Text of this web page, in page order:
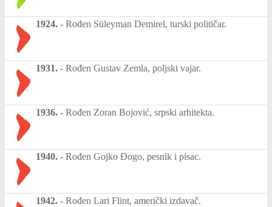
1924. - Rođen Süleyman Demirel, turski političar.
1931. - Rođen Gustav Zemla, poljski vajar.
1936. - Rođen Zoran Bojović, srpski arhitekta.
1940. - Rođen Gojko Đogo, pesnik i pisac.
1942. - Rođen Lari Flint, američki izdavač.